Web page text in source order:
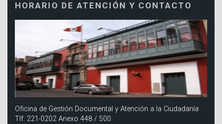
HORARIO DE ATENCIÓN Y CONTACTO
Oficina de Gestión Documental y Atención a la Ciudadanía
Tlf. 221-0202 Anexo 448 / 500